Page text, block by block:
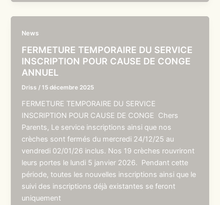
News
FERMETURE TEMPORAIRE DU SERVICE
INSCRIPTION POUR CAUSE DE CONGE
ANNUEL
Driss /15 décembre 2025
FERMETURE TEMPORAIRE DU SERVICE
INSCRIPTION POUR CAUSE DE CONGE Chers
Parents, Le service inscriptions ainsi que nos
crèches sont fermés du mercredi 24/12/25 au
vendredi 02/01/26 inclus. Nos 19 crèches rouvriront
leurs portes le lundi 5 janvier 2026. Pendant cette
période, toutes les nouvelles inscriptions ainsi que le
suivi des inscriptions déjà existantes se feront
uniquement